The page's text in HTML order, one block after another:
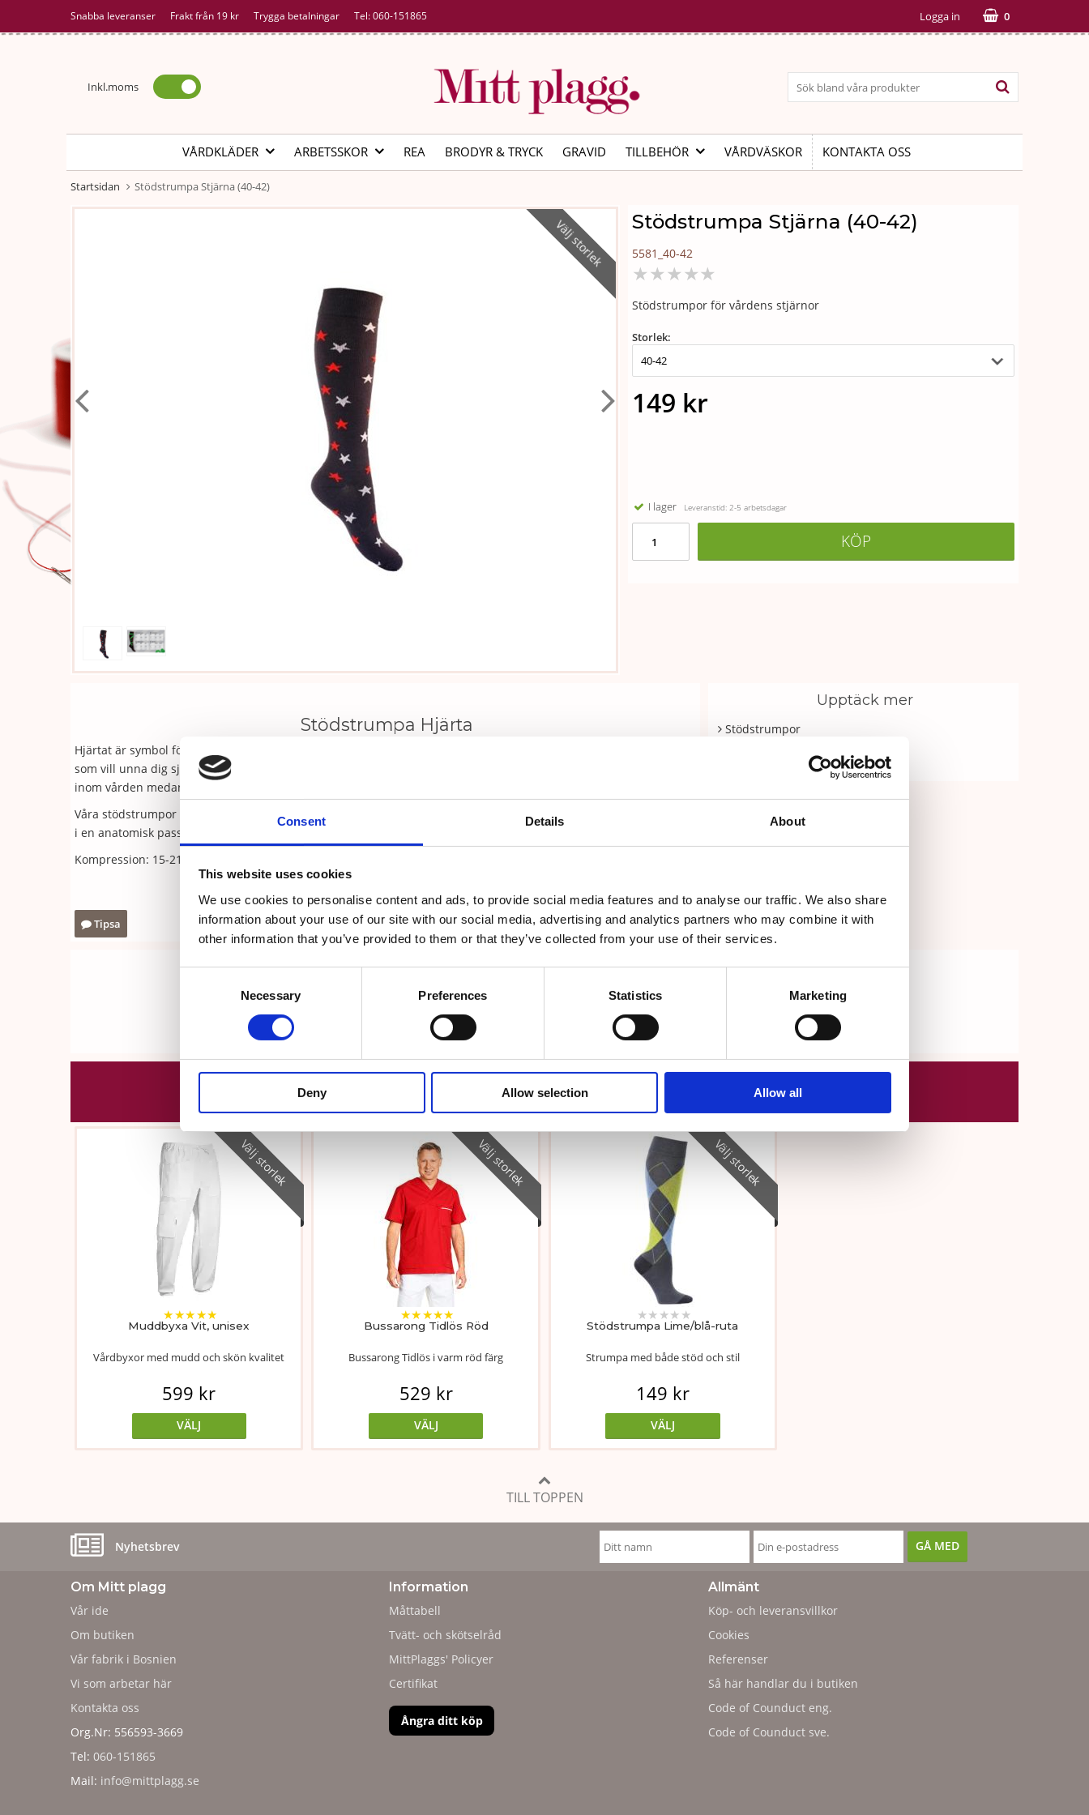
Consent Details About
This website uses cookies
We use cookies to personalise content and ads, to provide social media features and to analyse our traffic. We also share
information about your use of our site with our social media, advertising and analytics partners who may combine it with
other information that you’ve provided to them or that they’ve collected from your use of their services.
Necessary Preferences Statistics Marketing
Deny Allow selection Allow all
Snabba leveranser Frakt från 19 kr Trygga betalningar Tel: 060-151865 Logga in 0
Inkl.moms
VÅRDKLÄDER ARBETSSKOR REA BRODYR & TRYCK GRAVID TILLBEHÖR VÅRDVÄSKOR KONTAKTA OSS
Startsidan Stödstrumpa Stjärna (40-42)
Välj storlek Stödstrumpa Stjärna (40-42)
5581_40-42
★★★★★
Stödstrumpor för vårdens stjärnor
Storlek:
149 kr
I lager Leveranstid: 2-5 arbetsdagar
KÖP
Stödstrumpa Hjärta
Hjärtat är symbol för kärleken och det är viktigt att ge sig själv lite kärlek. Därför passar denna stödstrumpa dig
som vill unna dig själv ett par riktigt bekväma och fina stödstrumpor. Strumpan underlättar långa arbetspass
inom vården medan de sprider kärlek med sitt härliga mönster.
Våra stödstrumpor är tillverkade av 54 % bomull och 40 % polyamid/6 % elastan (Lycra). Strumporna är tillverkade
i en anatomisk passform med rymlig tå och mjuk häl för att de ska vara så bekväm som möjligt.
Kompression: 15-21 mmHg, Tvättråd: 40 grader, torktumlas ej.
Tipsa
Upptäck mer
Stödstrumpor
Recensioner
Produkten har inga recensioner
Liknande produkter
Välj storlek
Muddbyxa Vit, unisex
★★★★★
Vårdbyxor med mudd och skön kvalitet
599 kr
VÄLJ
Välj storlek
Bussarong Tidlös Röd
★★★★★
Bussarong Tidlös i varm röd färg
529 kr
VÄLJ
Välj storlek
Stödstrumpa Lime/blå-ruta
★★ ★★ ★
Strumpa med både stöd och stil
149 kr
VÄLJ
TILL TOPPEN
Nyhetsbrev
Om Mitt plagg
Vår ide
Om butiken
Vår fabrik i Bosnien
Vi som arbetar här
Kontakta oss
Org.Nr: 556593-3669
Tel: 060-151865
Mail: info@mittplagg.se
Information
Måttabell
Tvätt- och skötselråd
MittPlaggs' Policyer
Certifikat
Ångra ditt köp
Allmänt
Köp- och leveransvillkor
Cookies
Referenser
Så här handlar du i butiken
Code of Counduct eng.
Code of Counduct sve.